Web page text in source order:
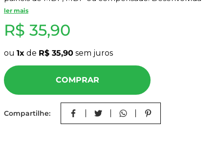
comPVC termoplástico de alta resistência
absorção de umidade e lascamentos.
Com
35mm de largura e
esse rolo garante proteção, estética e durabilidade ao
seu projeto. É ideal para uso com coladeiras de borda
automáticas ou aplicação manual.
Características do Produto:
ler mais
R$ 35,90
ou 1 de R$ 35,90 sem juros
COMPRAR
Compartilhe: